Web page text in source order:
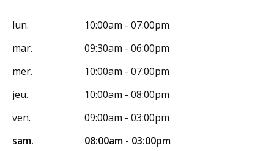
Hygiène préventive et nettoyages
Réparateur
Facturation Directe
RCSD (Régime canadien de soins dentaires)
lun.
10:00am - 07:00pm
mar.
09:30am - 06:00pm
mer.
10:00am - 07:00pm
jeu.
10:00am - 08:00pm
ven.
09:00am - 03:00pm
sam.
08:00am - 03:00pm